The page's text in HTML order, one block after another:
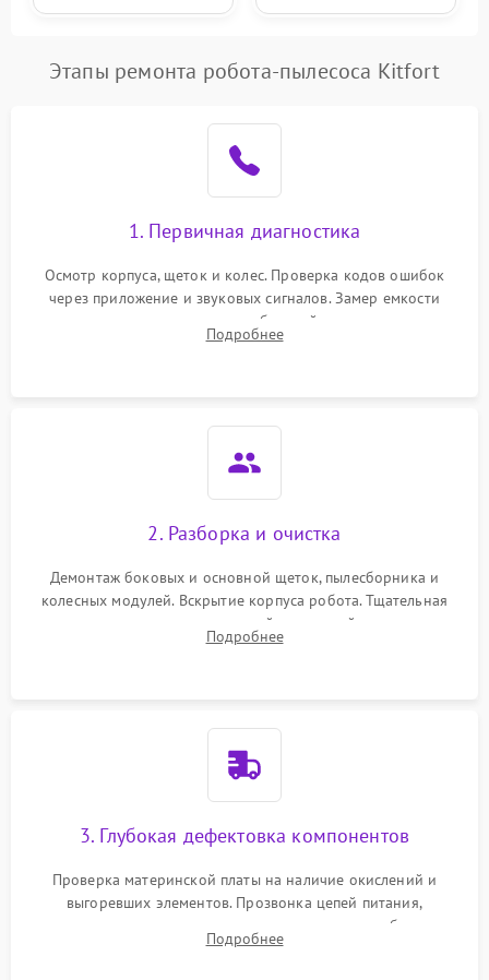
Этапы ремонта робота-пылесоса Kitfort
1. Первичная диагностика
Осмотр корпуса, щеток и колес. Проверка кодов ошибок
через приложение и звуковых сигналов. Замер емкости
аккумулятора и тестирование базовой станции зарядки.
Оценка работы лидара, бампера и датчиков падения для
Подробнее
2. Разборка и очистка
Демонтаж боковых и основной щеток, пылесборника и
колесных модулей. Вскрытие корпуса робота. Тщательная
очистка внутренних полостей, шестерней и плат от
скопившейся пыли, волос и шерсти животных с
Подробнее
3. Глубокая дефектовка компонентов
Проверка материнской платы на наличие окислений и
выгоревших элементов. Прозвонка цепей питания,
тестирование приводных моторов колес и турбины
всасывания. Оценка состояния оптических и инфракрасных
Подробнее